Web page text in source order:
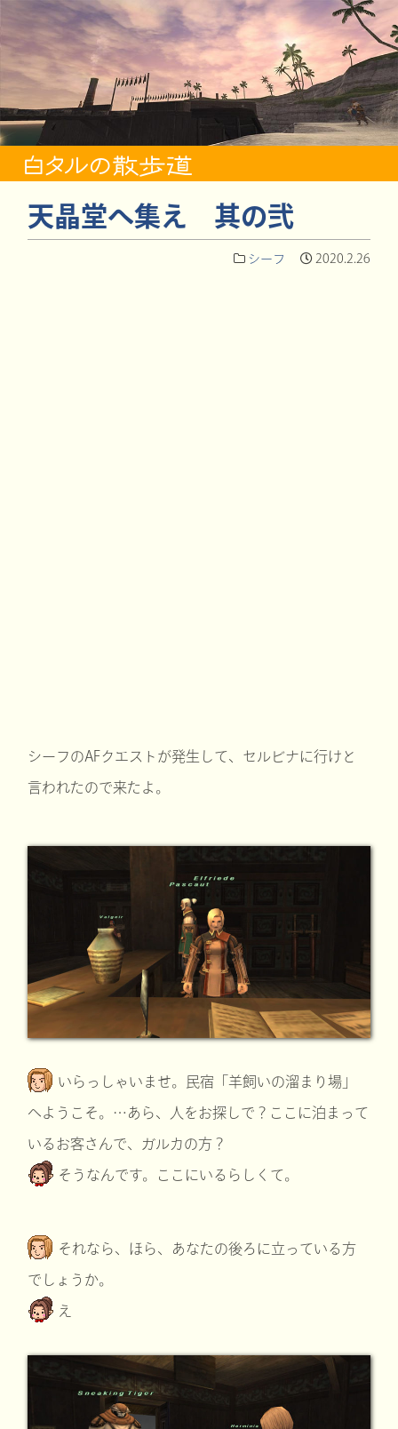
天晶堂へ集え 其の弐
シーフ 2020.2.26
シーフのAFクエストが発生して、セルビナに行けと
言われたので来たよ。
いらっしゃいませ。民宿「羊飼いの溜まり場」
へようこそ。…あら、人をお探しで？ここに泊まって
いるお客さんで、ガルカの方？
そうなんです。ここにいるらしくて。
それなら、ほら、あなたの後ろに立っている方
でしょうか。
え